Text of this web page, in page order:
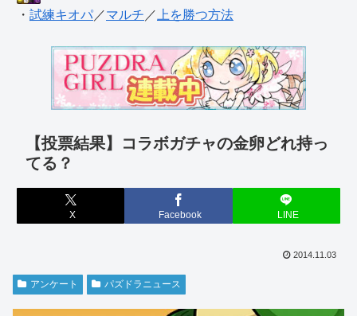
・ 試練キオパ ／マルチ ／ 上を勝つ方法
【投票結果】コラボガチャの金卵どれ持っ
てる？
X Facebook LINE
2014.11.03
アンケート パズドラニュース